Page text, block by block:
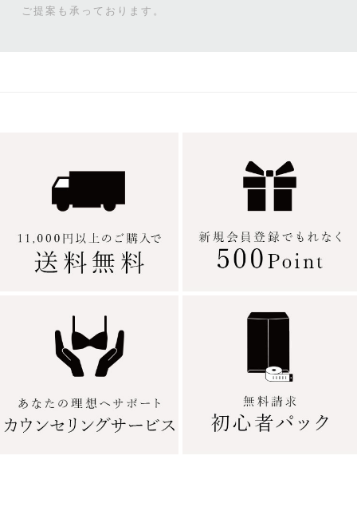
ご提案も承っております。